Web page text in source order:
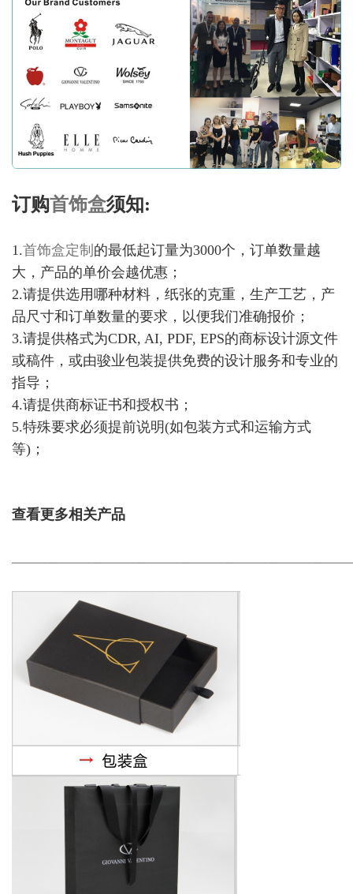
订购首饰盒须知:
1.首饰盒定制 的最低起订量为3000个，订单数量越
大，产品的单价会越优惠；
2.请提供选用哪种材料，纸张的克重，生产工艺，产
品尺寸和订单数量的要求，以便我们准确报价；
3.请提供格式为CDR, AI, PDF, EPS的商标设计源文件
或稿件，或由骏业包装提供免费的设计服务和专业的
指导；
4.请提供商标证书和授权书；
5.特殊要求必须提前说明(如包装方式和运输方式
等)；
查看更多相关产品